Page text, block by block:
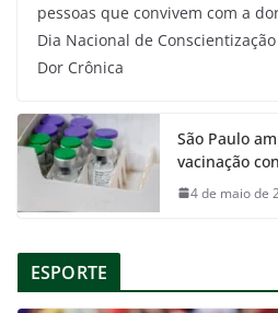
pessoas que convivem com a
Dia Nacional de
Dor Crônica
São Paulo
vacinação
4 de maio de
ESPORTE